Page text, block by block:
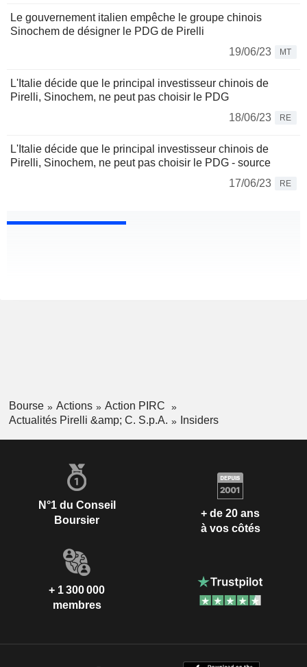
Le gouvernement italien empêche le groupe chinois
Sinochem de désigner le PDG de Pirelli
19/06/23
MT
L'Italie décide que le principal investisseur chinois de
Pirelli, Sinochem, ne peut pas choisir le PDG
18/06/23
RE
L'Italie décide que le principal investisseur chinois de
Pirelli, Sinochem, ne peut pas choisir le PDG - source
17/06/23
RE
Bourse Actions
Action PIRC
Actualités Pirelli &amp; C. S.p.A.
Insiders
N°1 du Conseil
Boursier
+ de 20 ans
à vos côtés
+ 1 300 000
membres